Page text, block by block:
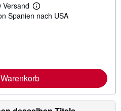
Versand
W
e
n
f
m
a
Spanien nach USA